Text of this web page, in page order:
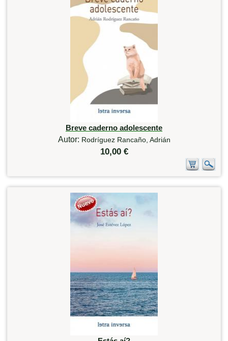
Breve caderno adolescente
Autor: Rodríguez Rancaño, Adrián
10,00 €